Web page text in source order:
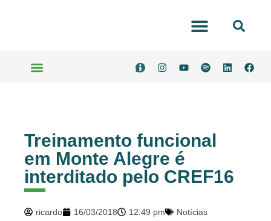
Treinamento funcional
em Monte Alegre é
interditado pelo CREF16
ricardo 16/03/2018 12:49 pm Notícias